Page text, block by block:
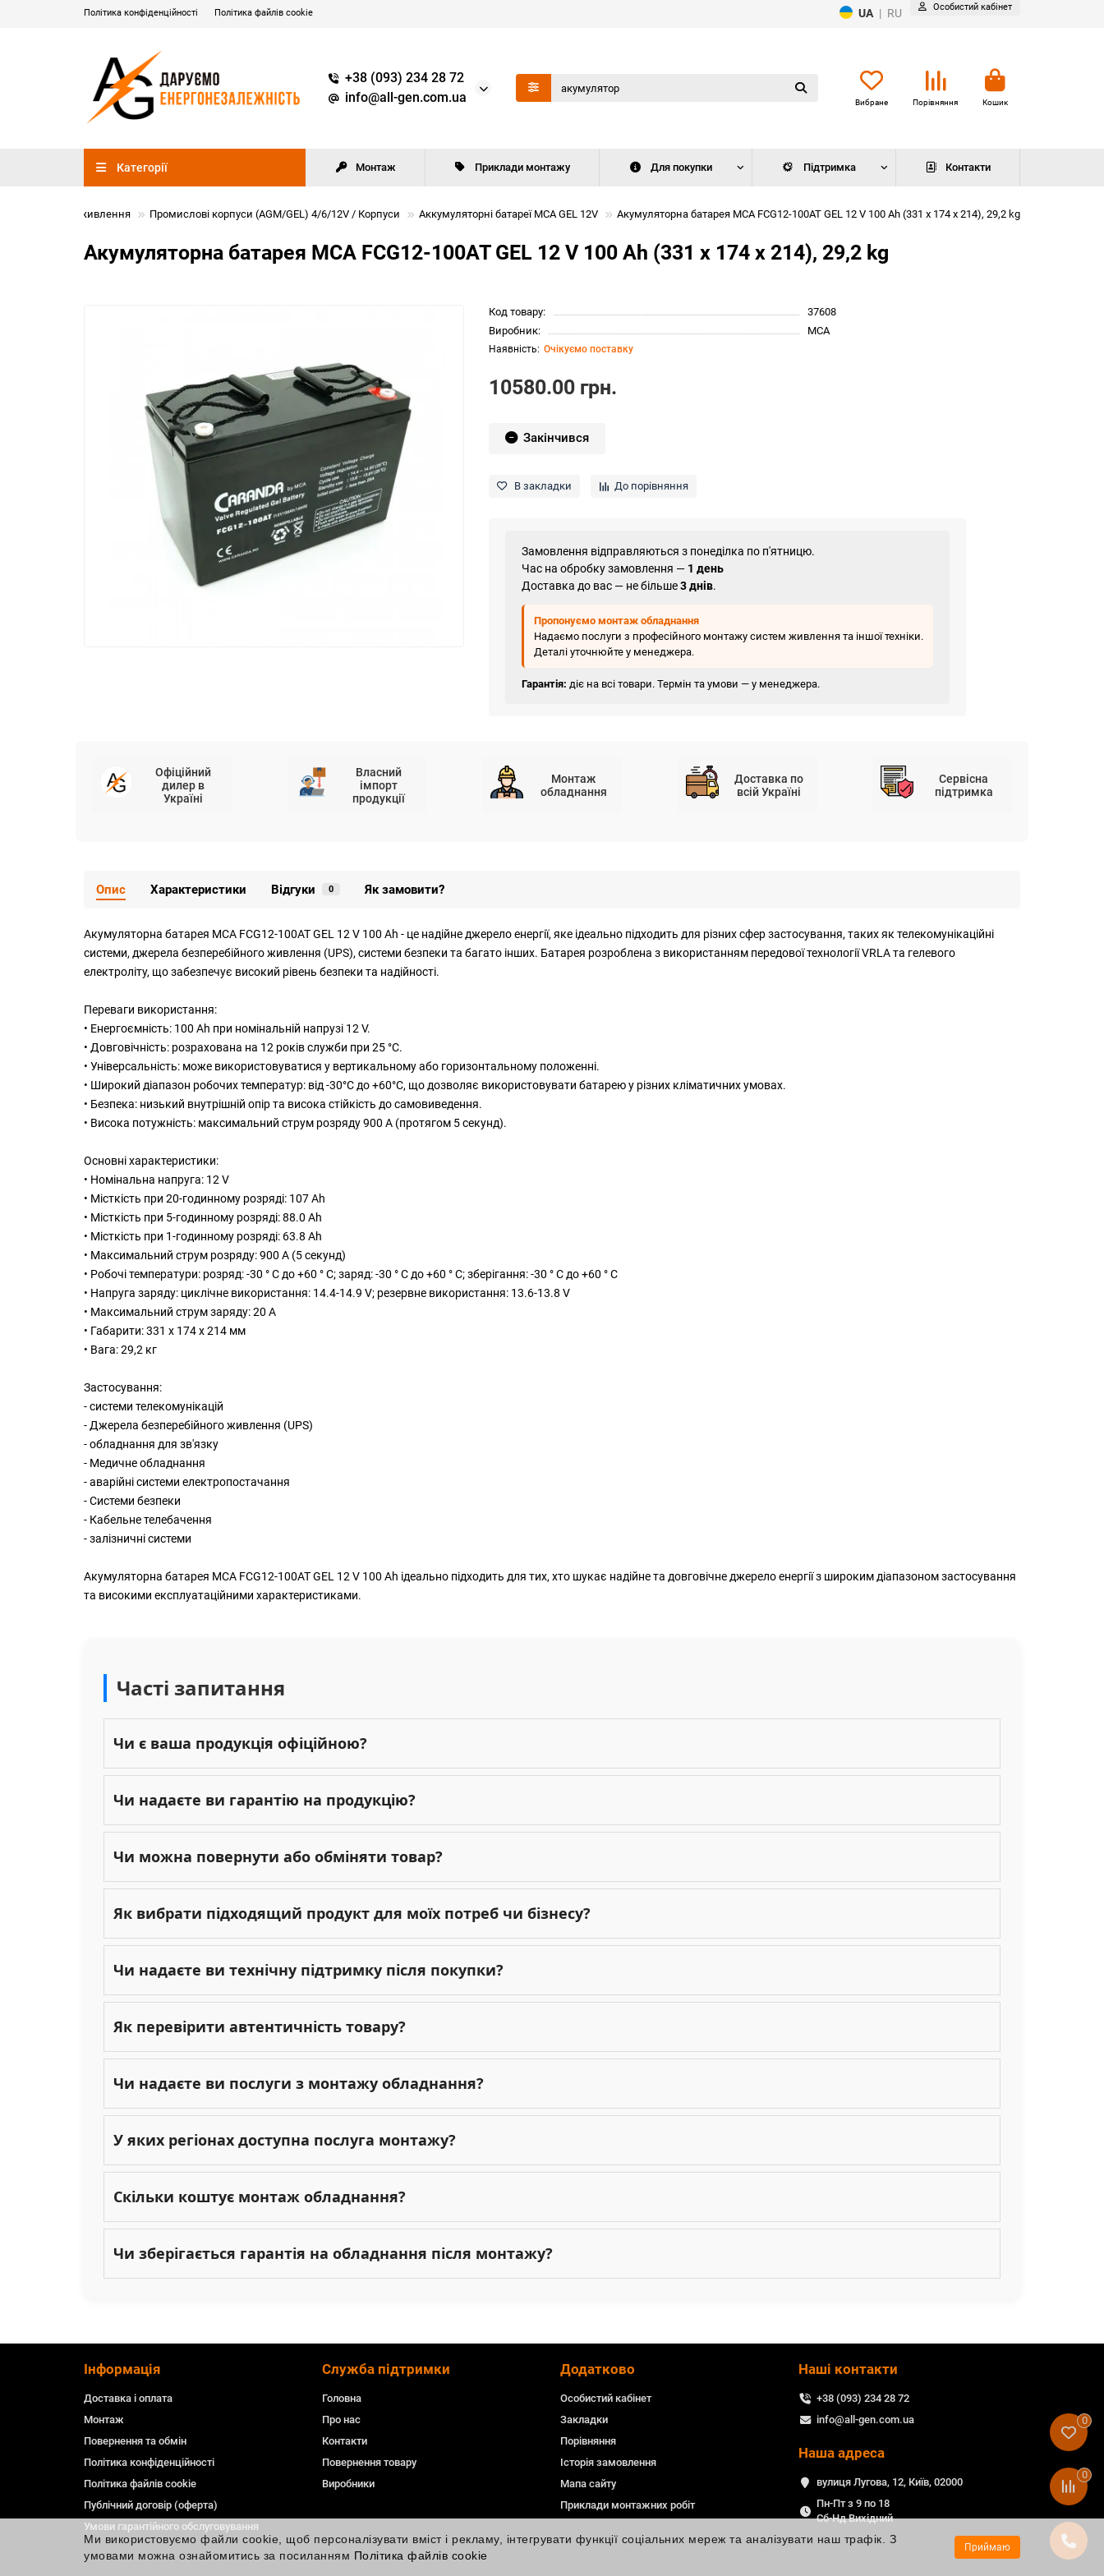
Політика конфіденційності Політика файлів cookie UA | RU Особистий кабінет
+38 (093) 234 28 72
info@all-gen.com.ua
Вибране Порівняння Кошик
Категорії Монтаж Приклади монтажу Для покупки Підтримка Контакти
/ Елементи живлення Промислові корпуси (AGM/GEL) 4/6/12V / Корпуси Аккумуляторні батареї MCA GEL 12V Акумуляторна батарея MCA FCG12-100AT GEL 12 V 100 Ah (331 x 174 x 214), 29,2 kg
Акумуляторна батарея MCA FCG12-100AT GEL 12 V 100 Ah (331 x 174 x 214), 29,2 kg
Код товару:
37608
Виробник:
MCA
Очікуємо поставку
10580.00 грн.
Закінчився
В закладки До порівняння
Замовлення відправляються з понеділка по п'ятницю.
Час на обробку замовлення — 1 день
Доставка до вас — не більше3 днів.
Пропонуємо монтаж обладнання
Надаємо послуги з професійного монтажу систем живлення та іншої техніки.
Деталі уточнюйте у менеджера.
Гарантія: діє на всі товари. Термін та умови — у менеджера.
Офіційний
дилер в
Україні
Власний
імпорт
продукції
Монтаж
обладнання
Доставка по
всій Україні
Сервісна
підтримка
Опис Характеристики Відгуки 0 Як замовити?
Акумуляторна батарея MCA FCG12-100AT GEL 12 V 100 Ah - це надійне джерело енергії, яке ідеально підходить для різних сфер застосування, таких як телекомунікаційні
системи, джерела безперебійного живлення (UPS), системи безпеки та багато інших. Батарея розроблена з використанням передової технології VRLA та гелевого
електроліту, що забезпечує високий рівень безпеки та надійності.
Переваги використання:
• Енергоємність: 100 Ah при номінальній напрузі 12 V.
• Довговічність: розрахована на 12 років служби при 25 °C.
• Універсальність: може використовуватися у вертикальному або горизонтальному положенні.
• Широкий діапазон робочих температур: від -30°C до +60°C, що дозволяє використовувати батарею у різних кліматичних умовах.
• Безпека: низький внутрішній опір та висока стійкість до самовиведення.
• Висока потужність: максимальний струм розряду 900 A (протягом 5 секунд).
Основні характеристики:
• Номінальна напруга: 12 V
• Місткість при 20-годинному розряді: 107 Ah
• Місткість при 5-годинному розряді: 88.0 Ah
• Місткість при 1-годинному розряді: 63.8 Ah
• Максимальний струм розряду: 900 A (5 секунд)
• Робочі температури: розряд: -30 ° C до +60 ° C; заряд: -30 ° C до +60 ° C; зберігання: -30 ° C до +60 ° C
• Напруга заряду: циклічне використання: 14.4-14.9 V; резервне використання: 13.6-13.8 V
• Максимальний струм заряду: 20 A
• Габарити: 331 x 174 x 214 мм
• Вага: 29,2 кг
Застосування:
- системи телекомунікацій
- Джерела безперебійного живлення (UPS)
- обладнання для зв'язку
- Медичне обладнання
- аварійні системи електропостачання
- Системи безпеки
- Кабельне телебачення
- залізничні системи
Акумуляторна батарея MCA FCG12-100AT GEL 12 V 100 Ah ідеально підходить для тих, хто шукає надійне та довговічне джерело енергії з широким діапазоном застосування
та високими експлуатаційними характеристиками.
Часті запитання
Чи є ваша продукція офіційною?
Чи надаєте ви гарантію на продукцію?
Чи можна повернути або обміняти товар?
Як вибрати підходящий продукт для моїх потреб чи бізнесу?
Чи надаєте ви технічну підтримку після покупки?
Як перевірити автентичність товару?
Чи надаєте ви послуги з монтажу обладнання?
У яких регіонах доступна послуга монтажу?
Скільки коштує монтаж обладнання?
Чи зберігається гарантія на обладнання після монтажу?
Ми використовуємо файли cookie, щоб персоналізувати вміст і рекламу, інтегрувати функції соціальних мереж та аналізувати наш трафік. З
умовами можна ознайомитись за посиланням Політика файлів cookie
Приймаю
Інформація
Доставка і оплата
Монтаж
Повернення та обмін
Політика конфіденційності
Політика файлів cookie
Публічний договір (оферта)
Умови гарантійного обслуговування
Служба підтримки
Головна
Про нас
Контакти
Повернення товару
Виробники
Додатково
Особистий кабінет
Закладки
Порівняння
Історія замовлення
Мапа сайту
Приклади монтажних робіт
Наші контакти
+38 (093) 234 28 72
info@all-gen.com.ua
Наша адреса
вулиця Лугова, 12, Київ, 02000
Пн-Пт з 9 по 18
Сб-Нд Вихідний
0
0